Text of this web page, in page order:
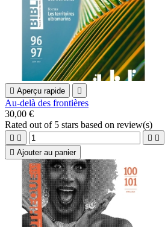
 Aperçu rapide 
Au-delà des frontières
30,00 €
Rated out of 5 stars based on review(s)
   
 Ajouter au panier